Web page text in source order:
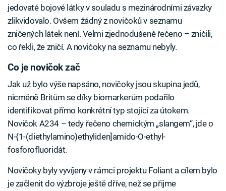
jedovaté bojové látky v souladu s mezinárodními závazky
zlikvidovalo. Ovšem žádný z novičoků v seznamu
zničených látek není. Velmi zjednodušeně řečeno – zničili,
co řekli, že zničí. A novičoky na seznamu nebyly.
Co je novičok zač
Jak už bylo výše napsáno, novičoky jsou skupina jedů,
nicméně Britům se díky biomarkerům podařilo
identifikovat přímo konkrétní typ stojící za útokem.
Novičok A234 – tedy řečeno chemickým „slangem“, jde o
N-{1-(diethylamino)ethyliden]amido-O-ethyl-
fosforofluoridát.
Novičoky byly vyvíjeny v rámci projektu Foliant a cílem bylo
je začlenit do výzbroje ještě dříve, než se přijme